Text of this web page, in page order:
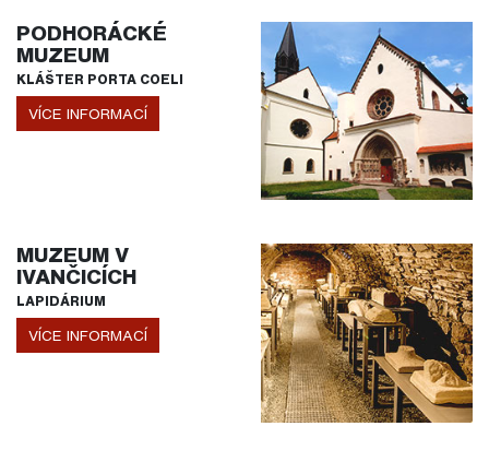
PODHORÁCKÉ
MUZEUM
KLÁŠTER PORTA COELI
VÍCE INFORMACÍ
MUZEUM V
IVANČICÍCH
LAPIDÁRIUM
VÍCE INFORMACÍ